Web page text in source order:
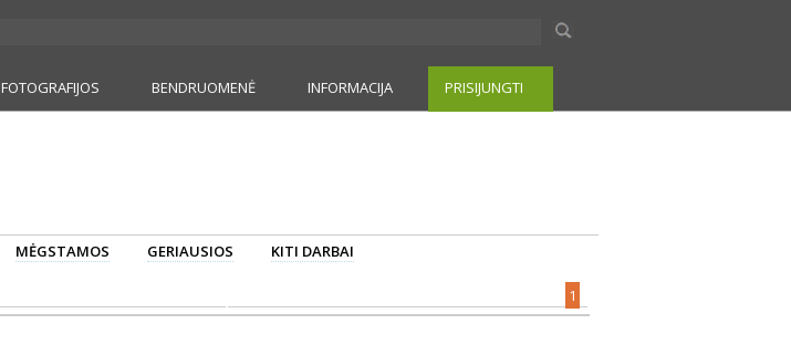
FOTOGRAFIJOS BENDRUOMENĖ INFORMACIJA PRISIJUNGTI
MĖGSTAMOS GERIAUSIOS KITI DARBAI
1